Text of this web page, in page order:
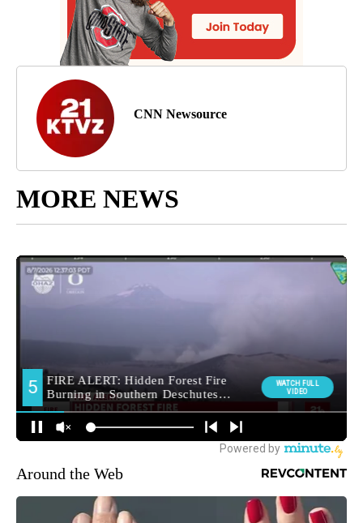
CNN Newsource
MORE NEWS
Around the Web